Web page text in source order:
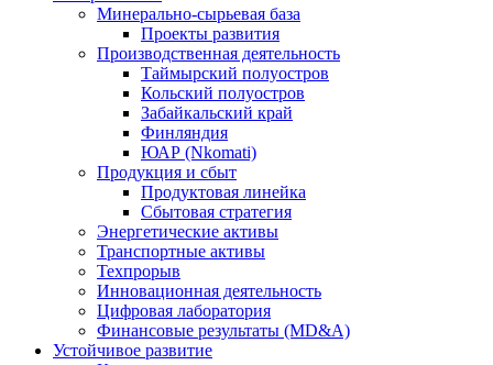
Минерально-сырьевая база
Проекты развития
Производственная деятельность
Таймырский полуостров
Кольский полуостров
Забайкальский край
Финляндия
ЮАР (Nkomati)
Продукция и сбыт
Продуктовая линейка
Сбытовая стратегия
Энергетические активы
Транспортные активы
Техпрорыв
Инновационная деятельность
Цифровая лаборатория
Финансовые результаты (MD&A)
Устойчивое развитие